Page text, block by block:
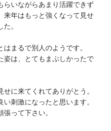
らいながらあまり活躍できず
来年はもっと強くなって見せ
。
まるで別人のようです。
姿は、とてもまぶしかったで
に来てくれてありがとう。
刺激になったと思います。
って下さい。